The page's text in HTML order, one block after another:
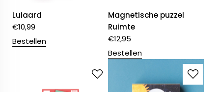
Luiaard
€10,99
Bestellen
Magnetische puzzel
Ruimte
€12,95
Bestellen